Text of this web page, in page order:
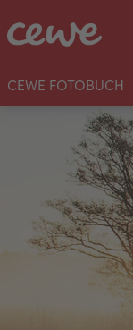
CEWE FOTOBUCH